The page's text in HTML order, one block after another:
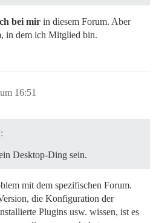
bei mir in diesem Forum. Aber
in dem ich Mitglied bin.
16:51
Desktop-Ding sein.
mit dem spezifischen Forum.
die Konfiguration der
Plugins usw. wissen, ist es